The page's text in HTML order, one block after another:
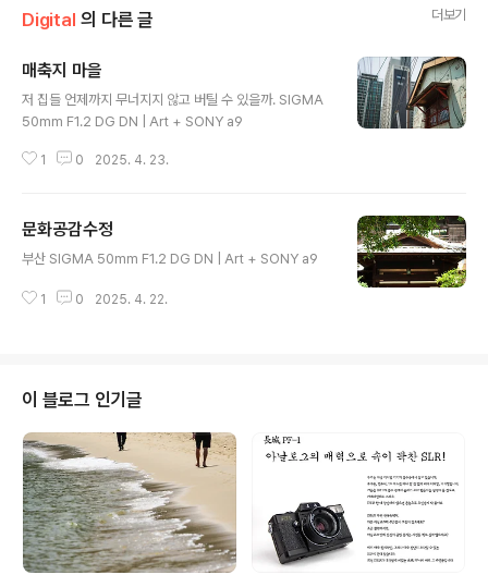
Digital 의 다른 글 더보기
매축지 마을
저 집들 언제까지 무너지지 않고 버틸 수 있을까. SIGMA
50mm F1.2 DG DN | Art + SONY a9
1 0 2025. 4. 23.
문화공감수정
부산 SIGMA 50mm F1.2 DG DN | Art + SONY a9
1 0 2025. 4. 22.
이 블로그 인기글